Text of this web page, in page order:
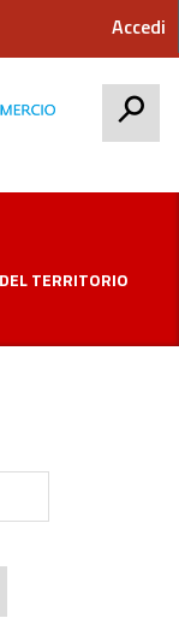
Accedi
TERRITORIO